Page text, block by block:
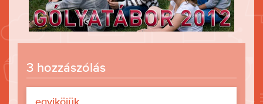
3 hozzászólás
egyiköjük